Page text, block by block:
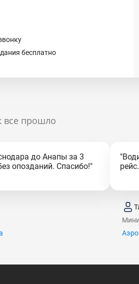
бесплатно
все прошло
до Анапы за 3
опозданий. Спасибо!"